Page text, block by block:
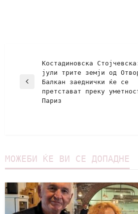
Костадиновска
јули трите земји од
Балкан заеднички ќе се
претстават преку
Париз
МОЖЕБИ ЌЕ ВИ СЕ ДОПАДНЕ